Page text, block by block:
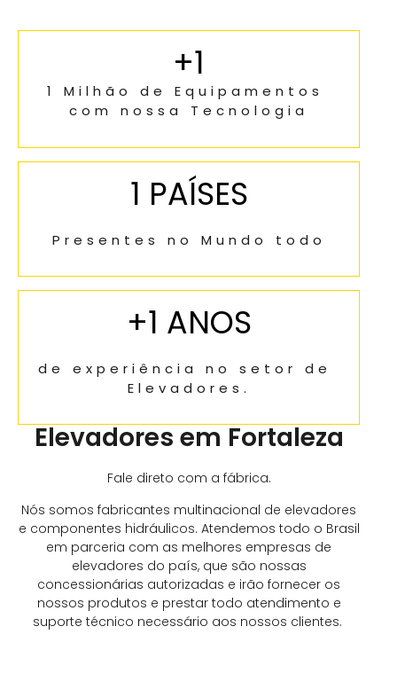
+1
1 Milhão de Equipamentos
com nossa Tecnologia
1 PAÍSES
Presentes no Mundo todo
+1 ANOS
de experiência no setor de
Elevadores.
Elevadores em Fortaleza
Fale direto com a fábrica.
Nós somos fabricantes multinacional de elevadores
e componentes hidráulicos. Atendemos todo o Brasil
em parceria com as melhores empresas de
elevadores do país, que são nossas
concessionárias autorizadas e irão fornecer os
nossos produtos e prestar todo atendimento e
suporte técnico necessário aos nossos clientes.